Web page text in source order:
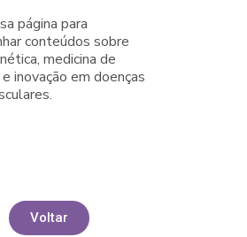
página para
conteúdos sobre
medicina de
inovação em doenças
Voltar